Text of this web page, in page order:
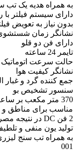
به همراه هدیه یک تب
دارای سیستم فیلتر با
بدون نیاز به تعویض
نشانگر زمان شستشوی
دارای فن دو قلو
تایمر 24 ساعته
حالت سرعت
نشانگر کیفیت هوا
جمع کننده گرد و غبار
سنسور تشخیص بو
370 متر مکعب بر ساعت
مناسب برای مناطق و
2 فن DC در نتیجه مصرف کم انرژی
تولید یون منفی و
001